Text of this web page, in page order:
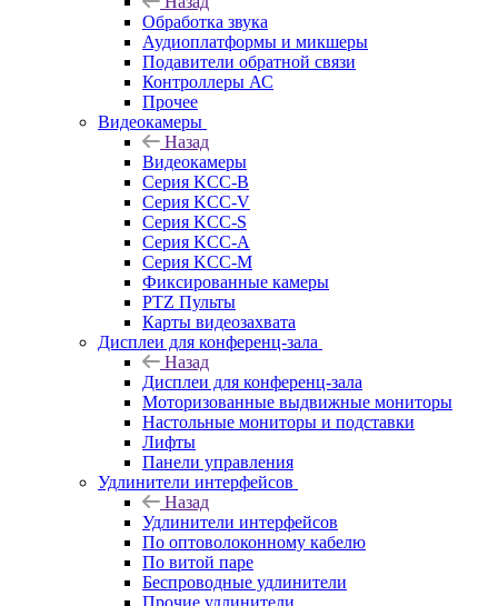
Обработка звука
Аудиоплатформы и микшеры
Подавители обратной связи
Контроллеры АС
Прочее
Видеокамеры
Назад
Видеокамеры
Серия KCC-B
Серия KCC-V
Серия KCC-S
Серия KCC-A
Серия KCC-M
Фиксированные камеры
PTZ Пульты
Карты видеозахвата
Дисплеи для конференц-зала
Назад
Дисплеи для конференц-зала
Моторизованные выдвижные мониторы
Настольные мониторы и подставки
Лифты
Панели управления
Удлинители интерфейсов
Назад
Удлинители интерфейсов
По оптоволоконному кабелю
По витой паре
Беспроводные удлинители